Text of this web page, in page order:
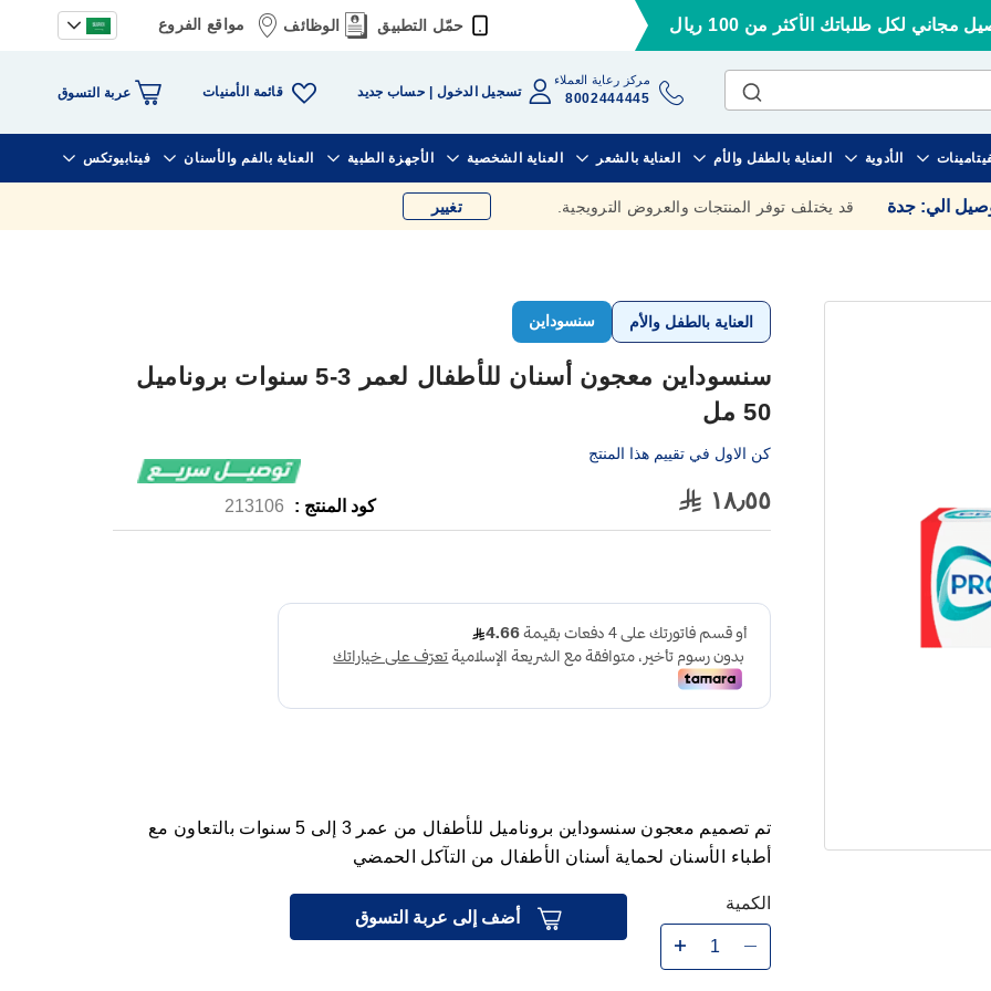
مجاني لكل طلباتك الأكثر من 100 ريال حمّل التطبيق الوظائف مواقع الفروع
مركز رعاية العملاء
8002444445 تسجيل الدخول حساب جديد قائمة الأمنيات عربة التسوق
الأدوية العناية بالطفل والأم العناية بالشعر العناية الشخصية الأجهزة الطبية العناية بالفم والأسنان فيتابيوتكس
الي: جدة قد يختلف توفر المنتجات والعروض الترويجية. تغيير
العناية بالطفل والأم سنسوداين
سنسوداين معجون أسنان للأطفال لعمر 3-5 سنوات بروناميل
50 مل
كن الاول في تقييم هذا المنتج
١٨٫٥٥ كود المنتج : 213106
تم تصميم معجون سنسوداين بروناميل للأطفال من عمر 3 إلى 5 سنوات بالتعاون مع
أطباء الأسنان لحماية أسنان الأطفال من التآكل الحمضي
الكمية
أضف إلى عربة التسوق